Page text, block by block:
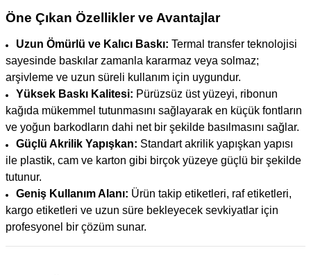
Öne Çıkan Özellikler ve Avantajlar
Uzun Ömürlü ve Kalıcı Baskı: Termal transfer teknolojisi
sayesinde baskılar zamanla kararmaz veya solmaz;
arşivleme ve uzun süreli kullanım için uygundur.
Yüksek Baskı Kalitesi: Pürüzsüz üst yüzeyi, ribonun
kağıda mükemmel tutunmasını sağlayarak en küçük fontların
ve yoğun barkodların dahi net bir şekilde basılmasını sağlar.
Güçlü Akrilik Yapışkan: Standart akrilik yapışkan yapısı
ile plastik, cam ve karton gibi birçok yüzeye güçlü bir şekilde
tutunur.
Geniş Kullanım Alanı: Ürün takip etiketleri, raf etiketleri,
kargo etiketleri ve uzun süre bekleyecek sevkiyatlar için
profesyonel bir çözüm sunar.